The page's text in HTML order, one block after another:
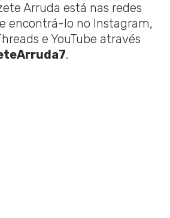
Arruda está nas redes
encontrá-lo no Instagram,
e YouTube através
.